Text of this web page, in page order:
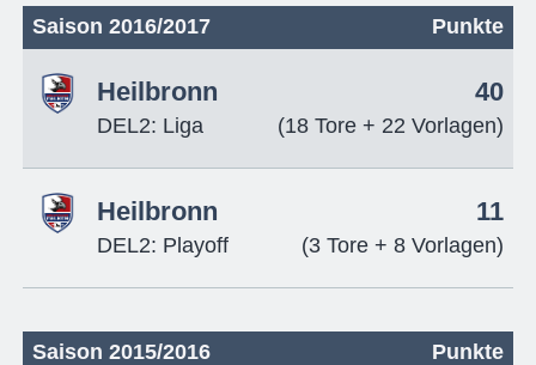
Saison 2016/2017 Punkte
Heilbronn
DEL2: Liga
40
(18 Tore + 22 Vorlagen)
Heilbronn
DEL2: Playoff
11
(3 Tore + 8 Vorlagen)
Saison 2015/2016 Punkte